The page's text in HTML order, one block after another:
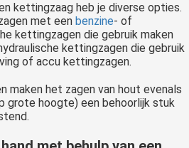
kettingzaag heb je diverse opties.
met een benzine- of
kettingzagen die gebruik maken
kettingzagen die gebruik
of accu kettingzagen.